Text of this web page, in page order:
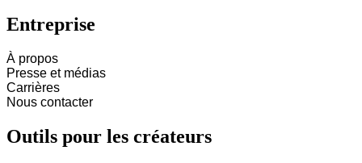
Entreprise
À propos
Presse et médias
Carrières
Nous contacter
Outils pour les créateurs